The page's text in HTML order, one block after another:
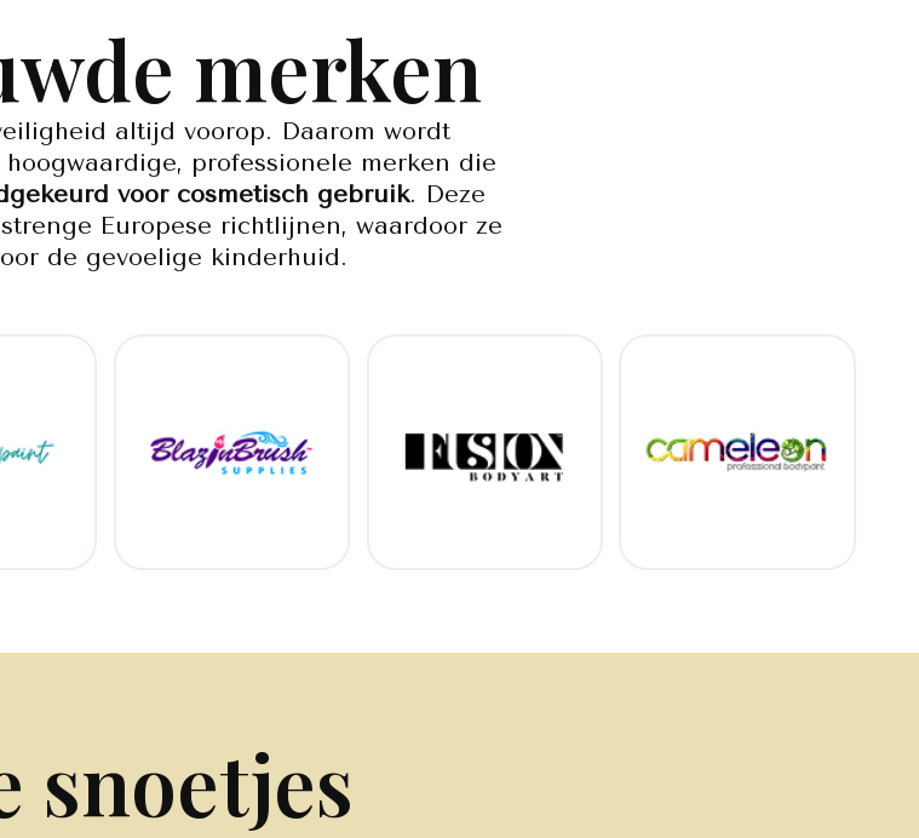
merken
altijd voorop. Daarom wordt
professionele merken die
voor cosmetisch gebruik. Deze
Europese richtlijnen, waardoor ze
de gevoelige kinderhuid.
snoetjes